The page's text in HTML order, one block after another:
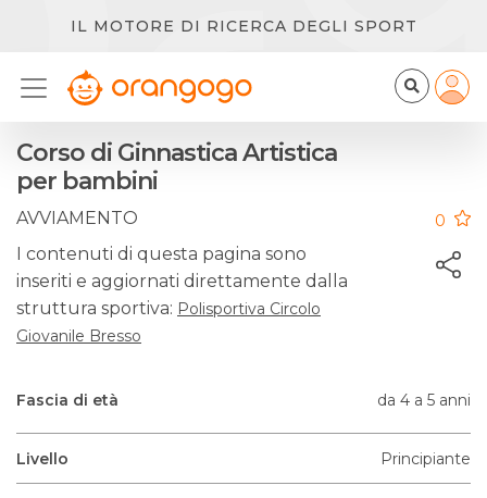
IL MOTORE DI RICERCA DEGLI SPORT
Corso di Ginnastica Artistica
per bambini
AVVIAMENTO
I contenuti di questa pagina sono
inseriti e aggiornati direttamente dalla
struttura sportiva: Polisportiva Circolo
Giovanile Bresso
0
Fascia di età da 4 a 5 anni
Livello Principiante